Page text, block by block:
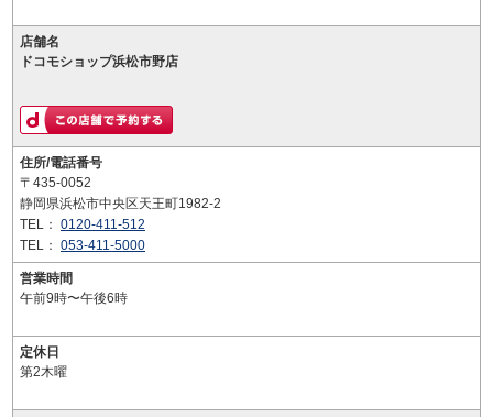
店舗名
ドコモショップ浜松市野店
住所/電話番号
〒435-0052
静岡県浜松市中央区天王町1982-2
TEL： 0120-411-512
TEL： 053-411-5000
営業時間
午前9時〜午後6時
定休日
第2木曜